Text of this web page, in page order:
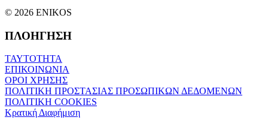
© 2026 ENIKOS
ΠΛΟΗΓΗΣΗ
ΤΑΥΤΟΤΗΤΑ
ΕΠΙΚΟΙΝΩΝΙΑ
ΟΡΟΙ ΧΡΗΣΗΣ
ΠΟΛΙΤΙΚΗ ΠΡΟΣΤΑΣΙΑΣ ΠΡΟΣΩΠΙΚΩΝ ΔΕΔΟΜΕΝΩΝ
ΠΟΛΙΤΙΚΗ COOKIES
Κρατική Διαφήμιση